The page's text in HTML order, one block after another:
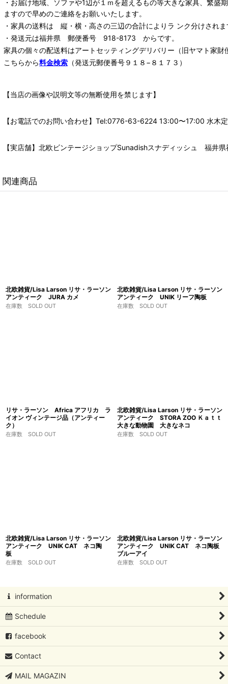
・お届け地域、ソファや1辺が１ｍを超えるもの等大きな家具、繁
ますので早めのご連絡をお願いいたします。
・家具の送料は 縦・横・高さの三辺の合計によりラ ンク分けされま
・発送元は福井県 郵便番号 918-8173 からです。
家具の個々の配送料はアートセッティングデリバリー （旧ヤマト家財
こちらから料金検索 （発送元郵便番号９１８−８１７３）
【当店の画像や説明文等の無断使用を禁じます】
【お電話でのお問い合わせ】Tel:0776-63-6224 13:00〜17:00 水木
【実店舗】北欧ビンテージショップSunadishスナディッシュ 福井
関連商品
北欧雑貨/Lisa Larson リサ・ラーソン
アンティーク JURA カメ
在庫数 SOLD OUT
北欧雑貨/Lisa Larson リサ・ラーソン
アンティーク UNIK リーフ陶板
在庫数 SOLD OUT
リサ・ラーソン Africa アフリカ ラ
イオン ヴィンテージ品（アンティー
ク）
在庫数 SOLD OUT
北欧雑貨/Lisa Larson リサ・ラーソン
アンティーク STORA ZOO Ｋａｔｔ
大きな動物園 大きなネコ
在庫数 SOLD OUT
北欧雑貨/Lisa Larson リサ・ラーソン
アンティーク UNIK CAT ネコ陶
板
在庫数 SOLD OUT
北欧雑貨/Lisa Larson リサ・ラーソン
アンティーク UNIK CAT ネコ陶板
ブルーアイ
在庫数 SOLD OUT
information
Schedule
facebook
Contact
MAIL MAGAZIN